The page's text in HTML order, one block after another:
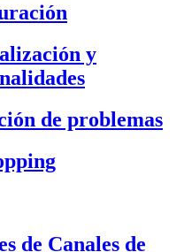
y
de problemas
de Canales de